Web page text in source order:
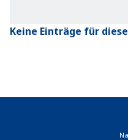
Keine Einträge für